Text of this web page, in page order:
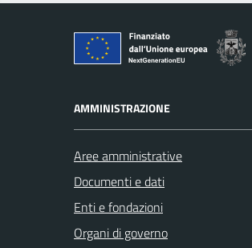
AMMINISTRAZIONE
Aree amministrative
Documenti e dati
Enti e fondazioni
Organi di governo